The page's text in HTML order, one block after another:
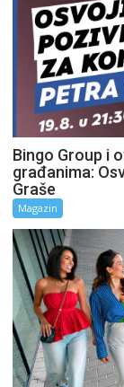
Bingo Group i
građanima:
Graše
Magazin